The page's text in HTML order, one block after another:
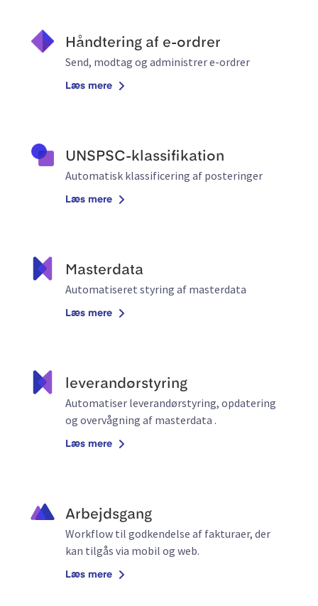
Håndtering af e-ordrer
Send, modtag og administrer e-ordrer
Læs mere
UNSPSC-klassifikation
Automatisk klassificering af posteringer
Læs mere
Masterdata
Automatiseret styring af masterdata
Læs mere
leverandørstyring
Automatiser leverandørstyring, opdatering
og overvågning af masterdata .
Læs mere
Arbejdsgang
Workflow til godkendelse af fakturaer, der
kan tilgås via mobil og web.
Læs mere